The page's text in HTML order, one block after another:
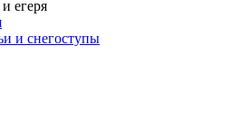
егеря
и снегоступы